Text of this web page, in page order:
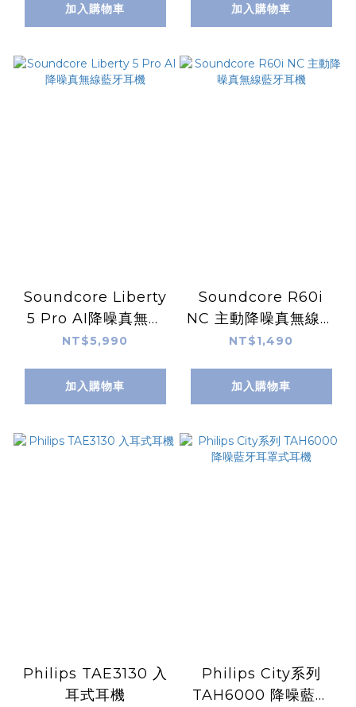
加入購物車 加入購物車
Soundcore Liberty
5 Pro AI降噪真無線
藍牙耳機
NT$5,990
加入購物車
Soundcore R60i
NC 主動降噪真無線藍
牙耳機
NT$1,490
加入購物車
Philips TAE3130 入
耳式耳機
Philips City系列
TAH6000 降噪藍牙